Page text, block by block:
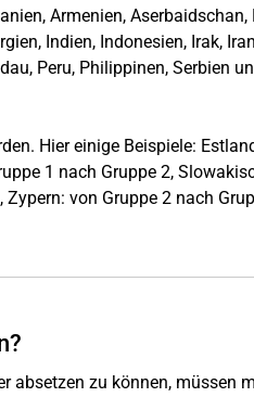
Armenien, Aserbaidschan,
Indien, Indonesien, Irak,
Peru, Philippinen, Serbien
Hier einige Beispiele:
1 nach Gruppe 2,
von Gruppe 2 nach
absetzen zu können, müssen